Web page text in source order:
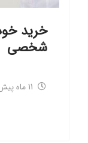
خرید
شخصی
11 ماه پیش